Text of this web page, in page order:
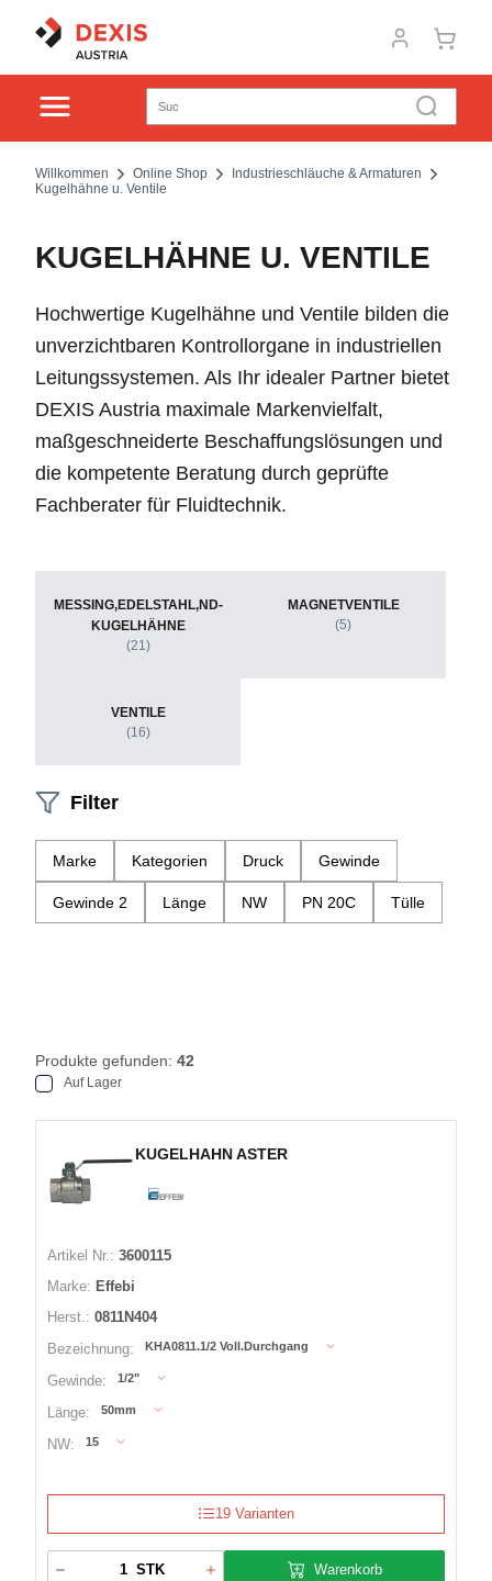
Willkommen Online Shop
Industrieschläuche & Armaturen
Kugelhähne u. Ventile
KUGELHÄHNE U. VENTILE
Hochwertige Kugelhähne und Ventile bilden die
unverzichtbaren Kontrollorgane in industriellen
Leitungssystemen. Als Ihr idealer Partner bietet
DEXIS Austria maximale Markenvielfalt,
maßgeschneiderte Beschaffungslösungen und
die kompetente Beratung durch geprüfte
Fachberater für Fluidtechnik.
MESSING,EDELSTAHL,ND-
KUGELHÄHNE
(21)
MAGNETVENTILE
(5)
VENTILE
(16)
Filter
Marke Kategorien Druck Gewinde
Gewinde 2 Länge NW PN 20C Tülle
Produkte gefunden: 42
Auf Lager
KUGELHAHN ASTER
Artikel Nr.: 3600115
Marke: Effebi
Herst.: 0811N404
Bezeichnung:
KHA0811.1/2 Voll.Durchgang
Gewinde: 1/2"
Länge: 50mm
NW: 15
19 Varianten
STK Warenkorb